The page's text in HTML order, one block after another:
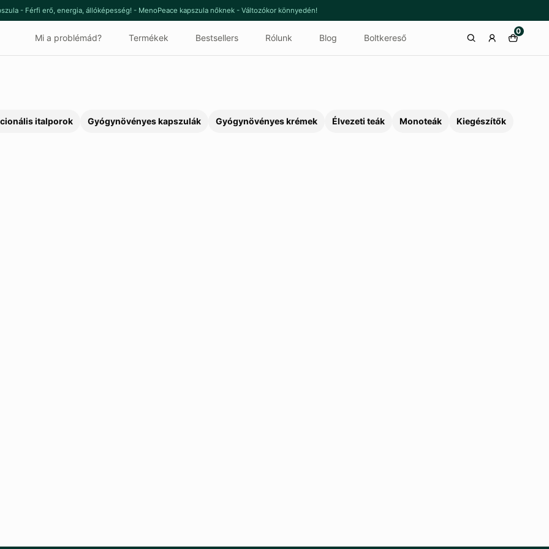
- Férfi erő, energia, állóképesség! - MenoPeace kapszula nőknek - Változókor könnyedén!
Mi a problémád? Termékek Bestsellers Rólunk Blog Boltkereső
0
italporok Gyógynövényes kapszulák Gyógynövényes krémek Élvezeti teák Monoteák Kiegészítők